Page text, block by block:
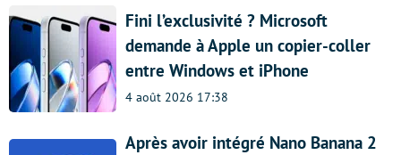
Fini l’exclusivité ? Microsoft
demande à Apple un copier-coller
entre Windows et iPhone
4 août 2026 17:38
Après avoir intégré Nano Banana 2